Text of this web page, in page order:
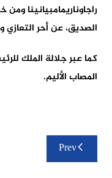
راجاوناريمامبيانينا
الصديق، عن أحر التعازي
كما عبر جلالة الملك
المصاب الأليم.
تصفّح
المقالات
Prev